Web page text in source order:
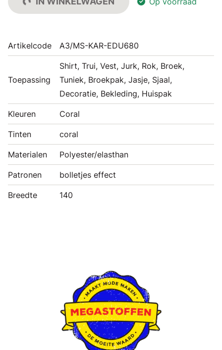
Artikelcode A3/MS-KAR-EDU680
Toepassing
Shirt, Trui, Vest, Jurk, Rok, Broek,
Tuniek, Broekpak, Jasje, Sjaal,
Decoratie, Bekleding, Huispak
Kleuren Coral
Tinten coral
Materialen Polyester/elasthan
Patronen bolletjes effect
Breedte 140